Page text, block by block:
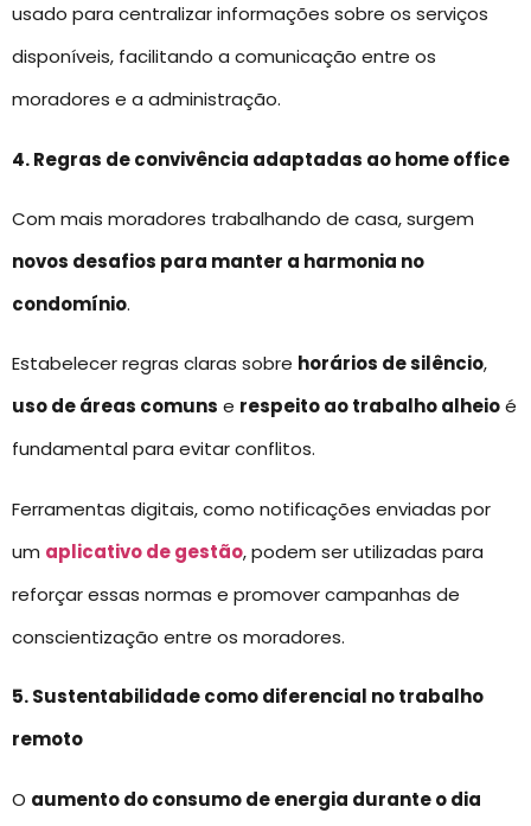
usado para centralizar informações sobre os serviços
disponíveis, facilitando a comunicação entre os
moradores e a administração.
4. Regras de convivência adaptadas ao home office
Com mais moradores trabalhando de casa, surgem
novos desafios para manter a harmonia no
condomínio.
Estabelecer regras claras sobre horários de silêncio,
uso de áreas comuns e respeito ao trabalho alheioé
fundamental para evitar conflitos.
Ferramentas digitais, como notificações enviadas por
um aplicativo de gestão, podem ser utilizadas para
reforçar essas normas e promover campanhas de
conscientização entre os moradores.
5. Sustentabilidade como diferencial no trabalho
remoto
O aumento do consumo de energia durante o dia